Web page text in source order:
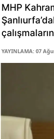
MHP
YAYINLAMA: 07